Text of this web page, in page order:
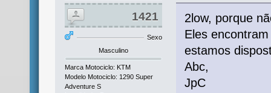
1421
Sexo
Masculino
Marca Motociclo: KTM
Modelo Motociclo: 1290 Super
Adventure S
2low, porque
Eles
estamos
Abc,
JpC